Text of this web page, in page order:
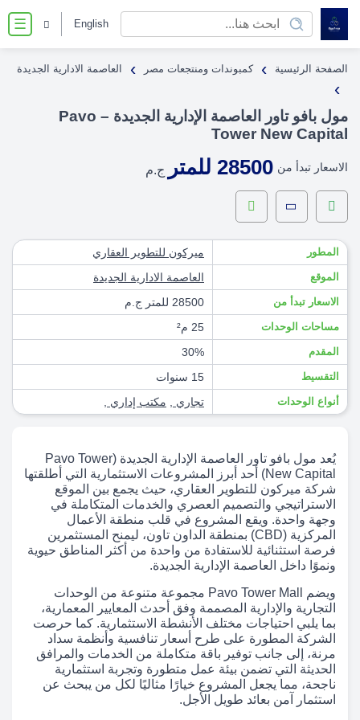
☰ English
الصفحة الرئيسية › كمبوندات ومنتجعات مصر › العاصمة الادارية الجديدة
›
مول بافو تاور العاصمة الإدارية الجديدة – Pavo
Tower New Capital
الاسعار تبدأ من 28500 للمتر ج.م
المطور ميركون للتطوير العقاري
الموقع العاصمة الادارية الجديدة
الاسعار تبدأ من 28500 للمتر ج.م
مساحات الوحدات 25 م²
المقدم 30%
التقسيط 15 سنوات
أنواع الوحدات تجاري مكتب إداري
يُعد مول بافو تاور العاصمة الإدارية الجديدة (Pavo Tower
New Capital) أحد أبرز المشروعات الاستثمارية التي أطلقتها
شركة ميركون للتطوير العقاري، حيث يجمع بين الموقع
الاستراتيجي والتصميم العصري والخدمات المتكاملة في
وجهة واحدة. ويقع المشروع في قلب منطقة الأعمال
المركزية (CBD) بمنطقة الداون تاون، ليمنح المستثمرين
فرصة استثنائية للاستفادة من واحدة من أكثر المناطق حيوية
ونموًا داخل العاصمة الإدارية الجديدة.
ويضم Pavo Tower Mall مجموعة متنوعة من الوحدات
التجارية والإدارية المصممة وفق أحدث المعايير المعمارية،
بما يلبي احتياجات مختلف الأنشطة الاستثمارية. كما حرصت
الشركة المطورة على طرح أسعار تنافسية وأنظمة سداد
مرنة، إلى جانب توفير باقة متكاملة من الخدمات والمرافق
الحديثة التي تضمن بيئة عمل متطورة وتجربة استثمارية
ناجحة، مما يجعل المشروع خيارًا مثاليًا لكل من يبحث عن
استثمار آمن بعائد طويل الأجل.